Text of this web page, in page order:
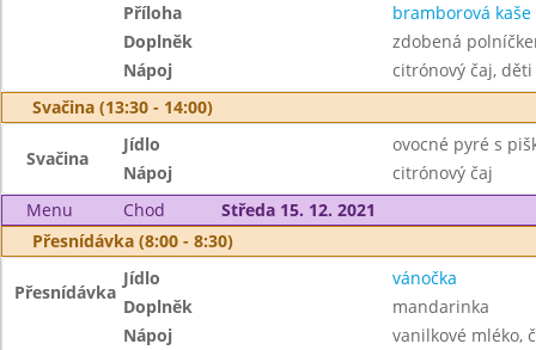
Příloha
bramborová kaše
Doplněk
zdobená
Nápoj
citrónový čaj,
Svačina (13:30 - 14:00)
Svačina
Jídlo
ovocné pyré s
Nápoj
citrónový čaj
Menu
Chod
Středa 15. 12. 2021
Přesnídávka (8:00 - 8:30)
Přesnídávka
Jídlo
vánočka
Doplněk
mandarinka
Nápoj
vanilkové mléko,